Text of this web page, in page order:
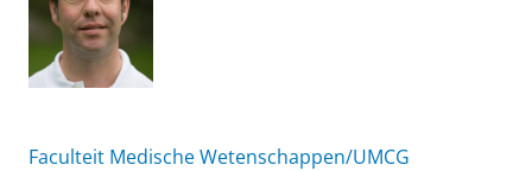
Faculteit Medische Wetenschappen/UMCG